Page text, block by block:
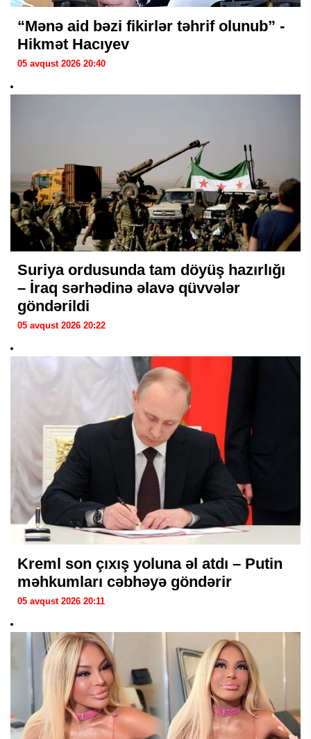
“Mənə aid bəzi fikirlər təhrif olunub” -
Hikmət Hacıyev
05 avqust 2026 20:40
Suriya ordusunda tam döyüş hazırlığı
– İraq sərhədinə əlavə qüvvələr
göndərildi
05 avqust 2026 20:22
Kreml son çıxış yoluna əl atdı – Putin
məhkumları cəbhəyə göndərir
05 avqust 2026 20:11